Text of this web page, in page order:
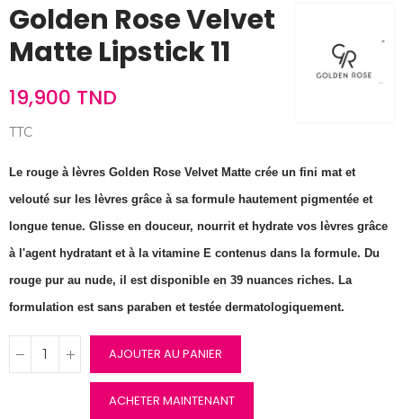
Golden Rose Velvet
Matte Lipstick 11
19,900 TND
TTC
Le rouge à lèvres Golden Rose Velvet Matte crée un fini mat et
velouté sur les lèvres grâce à sa formule hautement pigmentée et
longue tenue. Glisse en douceur, nourrit et hydrate vos lèvres grâce
à l'agent hydratant et à la vitamine E contenus dans la formule. Du
rouge pur au nude, il est disponible en 39 nuances riches. La
formulation est sans paraben et testée dermatologiquement.
AJOUTER AU PANIER
ACHETER MAINTENANT